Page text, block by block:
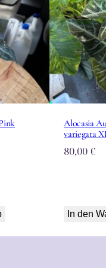
Alocasia
variegata
80,00 €
In den